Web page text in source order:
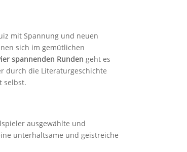
mit Spannung und neuen
sich im gemütlichen
spannenden Runden geht es
durch die Literaturgeschichte
selbst.
ausgewählte und
unterhaltsame und geistreiche